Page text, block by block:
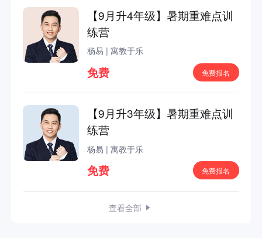
【9月升4年级】暑期重难点训
练营
杨易 | 寓教于乐
免费 免费报名
【9月升3年级】暑期重难点训
练营
杨易 | 寓教于乐
免费 免费报名
查看全部